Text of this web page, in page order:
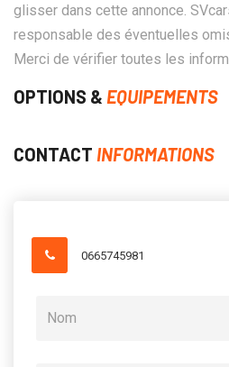
glisser dans cette annonce.
responsable des éventuelles
Merci de vérifier toutes les
OPTIONS & EQUIPEMENTS
CONTACT INFORMATIONS
0665745981